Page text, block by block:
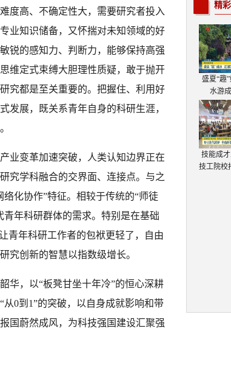
度高、不确定性大，需要研究者投入
业知识储备，又怀揣对未知领域的好
锐的感知力、判断力，能够保持高强
维定式束缚大胆理性质疑，敢于抛开
究都是至关重要的。把握住、利用好
发展，既关系青年自身的科研生涯，
业变革加速突破，人类认知边界正在
究学科融合的交界面、连接点。与之
化协作”特征。相较于传统的“师徒
年科研群体的需求。特别是在基础
青年科研工作者的包袱更轻了，自由
究创新的智慧以指数级增长。
华，以“板凳甘坐十年冷”的恒心深耕
0到1”的突破，以自身成就影响和带
国蔚然成风，为科技强国建设汇聚强
精
盛夏“趣
水游
技能成
技工院校